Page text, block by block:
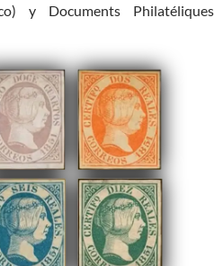
y Documents Philatéliques